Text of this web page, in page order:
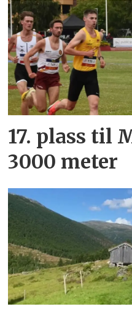
17. plass til
3000 meter